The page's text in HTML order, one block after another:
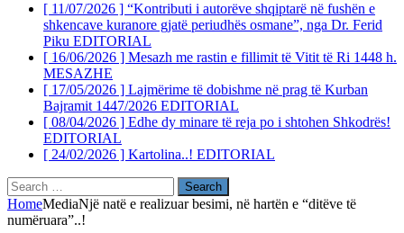
[ 11/07/2026 ] “Kontributi i autorëve shqiptarë në fushën e
shkencave kuranore gjatë periudhës osmane”, nga Dr. Ferid
Piku EDITORIAL
[ 16/06/2026 ] Mesazh me rastin e fillimit të Vitit të Ri 1448 h.
MESAZHE
[ 17/05/2026 ] Lajmërime të dobishme në prag të Kurban
Bajramit 1447/2026 EDITORIAL
[ 08/04/2026 ] Edhe dy minare të reja po i shtohen Shkodrës!
EDITORIAL
[ 24/02/2026 ] Kartolina..! EDITORIAL
Search
for:
HomeMediaNjë natë e realizuar besimi, në hartën e “ditëve të
numëruara”..!